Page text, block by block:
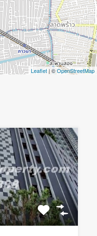
Leaflet | ©OpenStreetMap